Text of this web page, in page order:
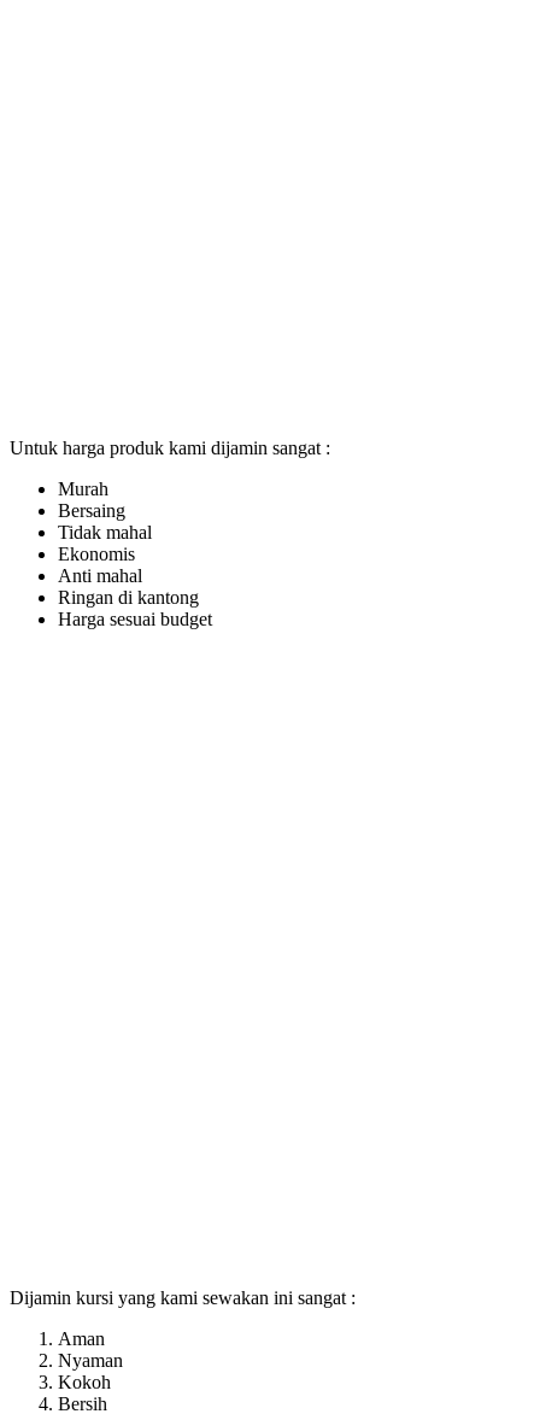
Untuk harga produk kami dijamin sangat :
Murah
Bersaing
Tidak mahal
Ekonomis
Anti mahal
Ringan di kantong
Harga sesuai budget
Dijamin kursi yang kami sewakan ini sangat :
Aman
Nyaman
Kokoh
Bersih